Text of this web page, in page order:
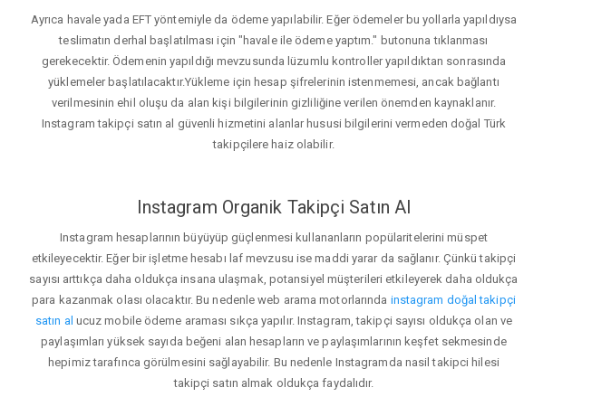
Ayrıca havale yada EFT yöntemiyle da ödeme yapılabilir. Eğer ödemeler bu yollarla yapıldıysa
teslimatın derhal başlatılması için "havale ile ödeme yaptım." butonuna tıklanması
gerekecektir. Ödemenin yapıldığı mevzusunda lüzumlu kontroller yapıldıktan sonrasında
yüklemeler başlatılacaktır.Yükleme için hesap şifrelerinin istenmemesi, ancak bağlantı
verilmesinin ehil oluşu da alan kişi bilgilerinin gizliliğine verilen önemden kaynaklanır.
Instagram takipçi satın al güvenli hizmetini alanlar hususi bilgilerini vermeden doğal Türk
takipçilere haiz olabilir.
Instagram Organik Takipçi Satın Al
Instagram hesaplarının büyüyüp güçlenmesi kullananların popülaritelerini müspet
etkileyecektir. Eğer bir işletme hesabı laf mevzusu ise maddi yarar da sağlanır. Çünkü takipçi
sayısı arttıkça daha oldukça insana ulaşmak, potansiyel müşterileri etkileyerek daha oldukça
para kazanmak olası olacaktır. Bu nedenle web arama motorlarında instagram doğal takipçi
satın al ucuz mobile ödeme araması sıkça yapılır. Instagram, takipçi sayısı oldukça olan ve
paylaşımları yüksek sayıda beğeni alan hesapların ve paylaşımlarının keşfet sekmesinde
hepimiz tarafınca görülmesini sağlayabilir. Bu nedenle Instagramda nasil takipci hilesi
takipçi satın almak oldukça faydalıdır.